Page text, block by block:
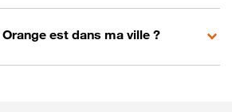
est dans ma ville ?